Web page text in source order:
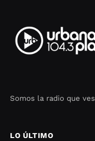
Somos la radio que ves
LO ÚLTIMO